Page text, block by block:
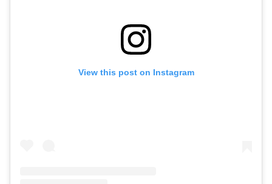
View this post on Instagram